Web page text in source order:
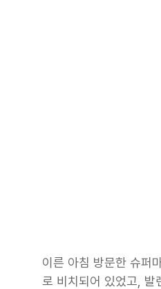
이른 아침 방문한 슈퍼
로 비치되어 있었고, 발